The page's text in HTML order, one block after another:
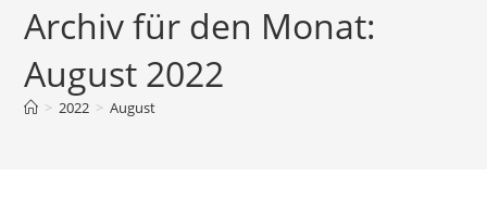
Archiv für den Monat:
August 2022
> 2022 > August